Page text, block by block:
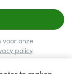
voor onze
policy.